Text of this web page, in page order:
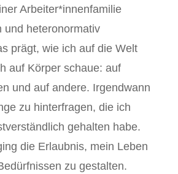
Arbeiter*innenfamilie
und heteronormativ
prägt, wie ich auf die Welt
auf Körper schaue: auf
und auf andere. Irgendwann
zu hinterfragen, die ich
gehalten habe.
die Erlaubnis, mein Leben
zu gestalten.